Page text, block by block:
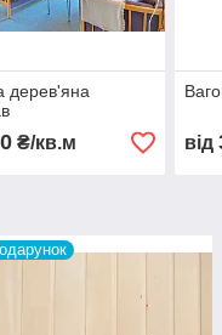
дерев'яна
₴/кв.м від